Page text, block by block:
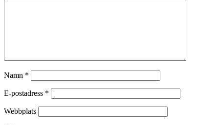
Namn *
E-postadress *
Webbplats